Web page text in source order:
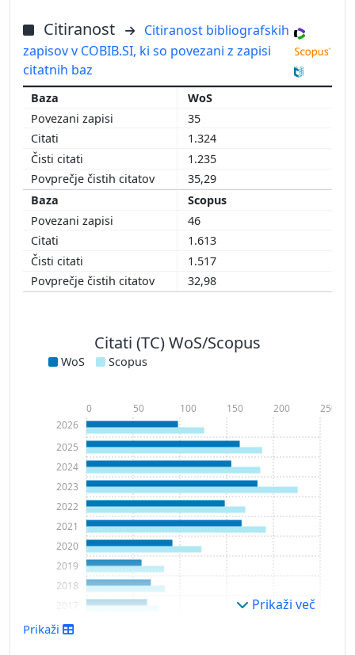
Citiranost
Citiranost bibliografskih
zapisov v COBIB.SI, ki so povezani z zapisi
citatnih baz
WoS
35
1.324
1.235
35,29
Scopus
46
1.613
1.517
32,98
Citati (TC) WoS/Scopus
WoS Scopus
2016
2017
2018
2019
2020
2021
2022
2023
2024
2025
2026
0 50 100 150 200 250
Prikaži več
Prikaži